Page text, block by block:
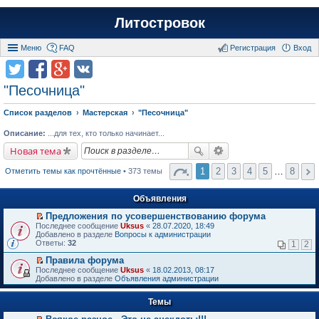
Литостровок
Меню FAQ Вход
Регистрация
"Песочница"
Список разделов Мастерская "Песочница"
Описание: ...для тех, кто только начинает...
Новая тема
Отметить темы как прочтённые• 373 темы 1 2 3 4 5 … 8
Объявления
П
е
р
й
т
и
к
п
в
Предложения по усовершенствованию форума
Последнее сообщение Uksus « 28.07.2020, 18:49
Добавлено в разделе Вопросы к администрации
Ответы: 32 1 2
П
е
р
е
т
Правила форума
Последнее сообщение Uksus « 18.02.2013, 08:17
Добавлено в разделе Объявления администрации
Темы